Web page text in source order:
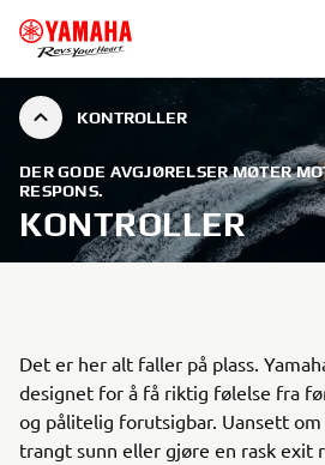
KONTROLLER
DER GODE AVGJØRELSER MØTER
RESPONS.
KONTROLLER
Det er her alt faller på plass.
designet for å få riktig følelse fra
og pålitelig forutsigbar. Uansett
trangt sunn eller gjøre en rask exit